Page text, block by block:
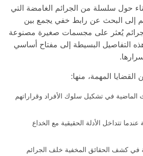
حول سلسلة من الجرائم الغامضة التي
إلى البحث عن رابط خفي يجمع بين
يُعثر على مجسمات صغيرة مصنوعة
التفاصيل البسيطة إلى مفتاح أساسي
القضايا المهمة، منها:
الماضية في تشكيل سلوك الأفراد وقراراتهم
عندما تتداخل الأدلة الحقيقية مع الخداع
في كشف الحقائق المخفية خلف الجرائم